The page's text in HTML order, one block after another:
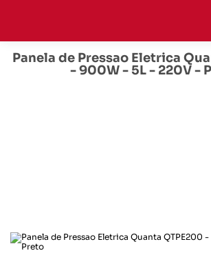
Panela de Pressao Eletrica
- 900W - 5L - 220V -